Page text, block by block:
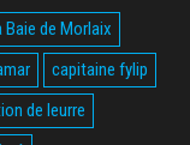
Baie de Morlaix
capitaine fylip
de leurre